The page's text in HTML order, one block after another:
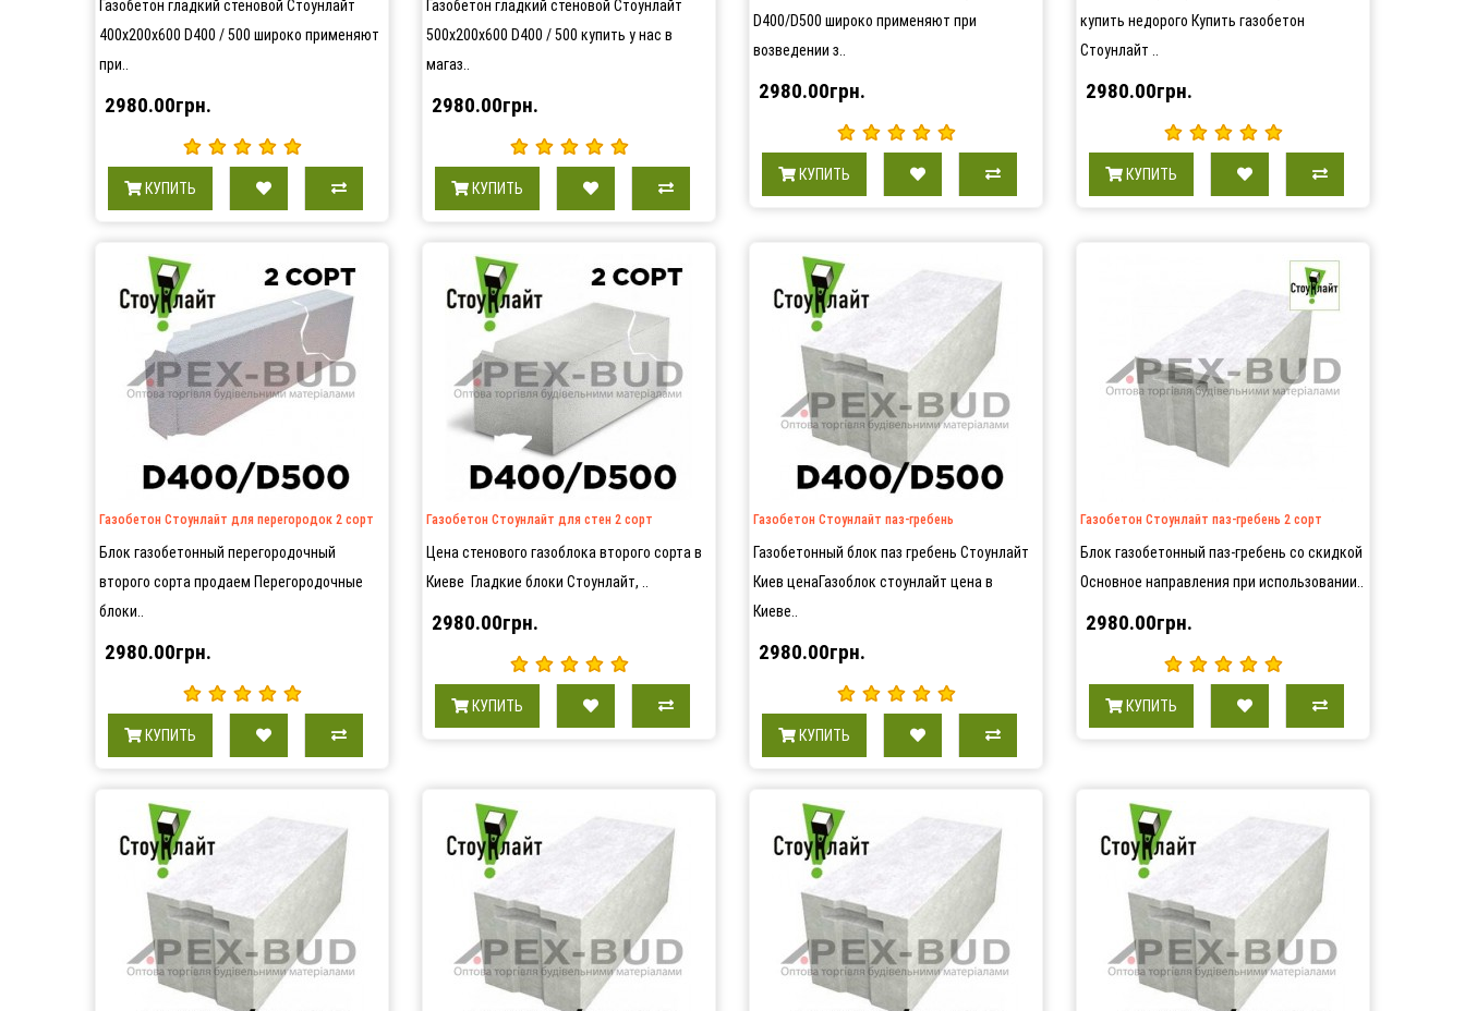
Газобетон гладкий стеновой Стоунлайт
400х200х600 D400 / 500 широко применяют
при..
2980.00грн.
КУПИТЬ
Газобетон гладкий стеновой Стоунлайт
500х200х600 D400 / 500 купить у нас в
магаз..
2980.00грн.
КУПИТЬ
D400/D500 широко применяют при
возведении з..
2980.00грн.
КУПИТЬ
купить недорого Купить газобетон
Стоунлайт ..
2980.00грн.
КУПИТЬ
Газобетон Стоунлайт для перегородок 2 сорт
Блок газобетонный перегородочный
второго сорта продаем Перегородочные
блоки..
2980.00грн.
КУПИТЬ
Газобетон Стоунлайт для стен 2 сорт
Цена стенового газоблока второго сорта в
Киеве Гладкие блоки Стоунлайт, ..
2980.00грн.
КУПИТЬ
Газобетон Стоунлайт паз-гребень
Газобетонный блок паз гребень Стоунлайт
Киев ценаГазоблок стоунлайт цена в
Киеве..
2980.00грн.
КУПИТЬ
Газобетон Стоунлайт паз-гребень 2 сорт
Блок газобетонный паз-гребень со скидкой
Основное направления при использовании..
2980.00грн.
КУПИТЬ